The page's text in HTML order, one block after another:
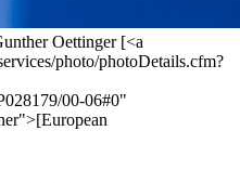
Oettinger [<a
photo/photoDetails.cfm?
00-06#0"